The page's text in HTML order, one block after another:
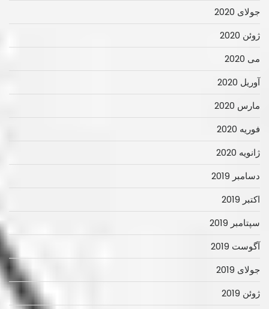
جولای 2020
ژوئن 2020
می 2020
آوریل 2020
مارس 2020
فوریه 2020
ژانویه 2020
دسامبر 2019
اکتبر 2019
سپتامبر 2019
آگوست 2019
جولای 2019
ژوئن 2019